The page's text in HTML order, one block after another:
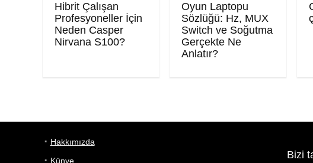
Hibrit Çalışan
Profesyoneller İçin
Neden Casper
Nirvana S100?
Oyun Laptopu
Sözlüğü: Hz, MUX
Switch ve Soğutma
Gerçekte Ne
Anlatır?
Hakkımızda
Künye
Bizi